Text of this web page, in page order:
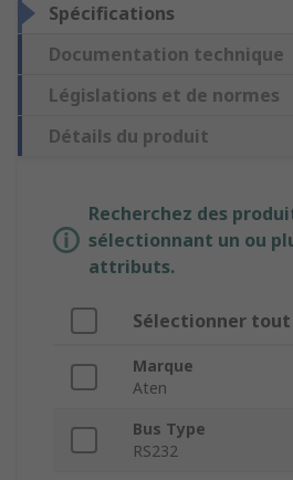
Spécifications
Documentation technique
Législations et de normes
Détails du produit
Recherchez des
sélectionnant un ou
attributs.
Sélectionner tout
Marque
Aten
Bus Type
RS232